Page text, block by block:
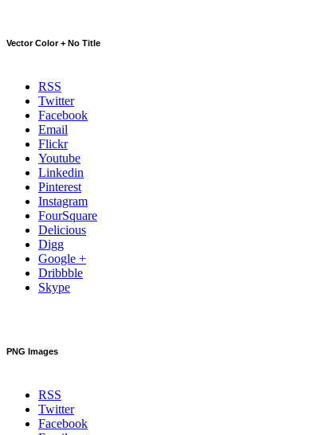
Vector Color + No Title
RSS
Twitter
Facebook
Email
Flickr
Youtube
Linkedin
Pinterest
Instagram
FourSquare
Delicious
Digg
Google +
Dribbble
Skype
PNG Images
RSS
Twitter
Facebook